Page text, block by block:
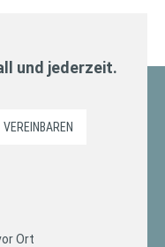
und jederzeit.
VEREINBAREN
Ort